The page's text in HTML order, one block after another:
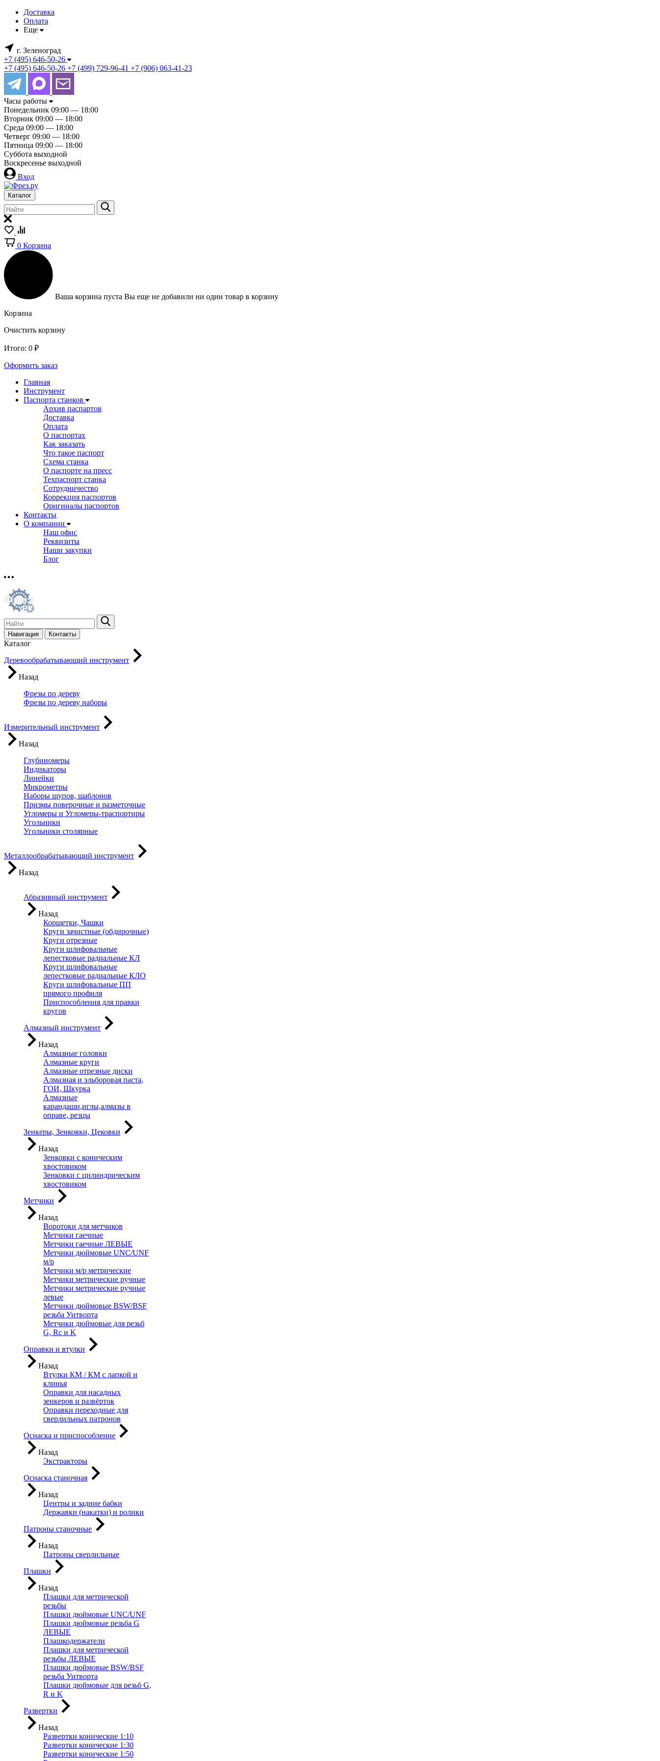
Доставка
Оплата
Еще
г. Зеленоград
+7 (495) 646-50-26
+7 (495) 646-50-26 +7 (499) 729-96-41 +7 (906) 063-41-23
Часы работы
Понедельник 09:00 — 18:00
Вторник 09:00 — 18:00
Среда 09:00 — 18:00
Четверг 09:00 — 18:00
Пятница 09:00 — 18:00
Суббота выходной
Воскресенье выходной
Вход
Каталог
0 Корзина
Ваша корзина пуста Вы еще не добавили ни один товар в корзину
Корзина
Очистить корзину
Итого: 0 ₽
Оформить заказ
Главная
Инструмент
Паспорта станков
Архив паспартов
Доставка
Оплата
О паспортах
Как заказать
Что такое паспорт
Схема станка
О паспорте на пресс
Техпаспорт станка
Сотрудничество
Коррекция паспортов
Оригиналы паспортов
Контакты
О компании
Наш офис
Реквизиты
Наши закупки
Блог
Навигация Контакты
Каталог
Деревообрабатывающий инструмент
Назад
Фрезы по дереву
Фрезы по дереву наборы
Измерительный инструмент
Назад
Глубиномеры
Индикаторы
Линейки
Микрометры
Наборы щупов, шаблонов
Призмы поверочные и разметочные
Угломеры и Угломеры-траспортиры
Угольники
Угольники столярные
Металлообрабатывающий инструмент
Назад
Абразивный инструмент
Назад
Корщетки, Чашки
Круги зачистные (обдирочные)
Круги отрезные
Круги шлифовальные
лепестковые радиальные КЛ
Круги шлифовальные
лепестковые радиальные КЛО
Круги шлифовальные ПП
прямого профиля
Приспособления для правки
кругов
Алмазный инструмент
Назад
Алмазные головки
Алмазные круги
Алмазные отрезные диски
Алмазная и эльборовая паста,
ГОИ, Шкурка
Алмазные
карандаши,иглы,алмазы в
оправе, резцы
Зенкеры, Зенковки, Цековки
Назад
Зенковки с коническим
хвостовиком
Зенковки с цилиндрическим
хвостовиком
Метчики
Назад
Воротоки для метчиков
Метчики гаечные
Метчики гаечные ЛЕВЫЕ
Метчики дюймовые UNC/UNF
м/р
Метчики м/р метрические
Метчики метрические ручные
Метчики метрические ручные
левые
Метчики дюймовые BSW/BSF
резьба Уитворта
Метчики дюймовые для резьб
G, Rc и K
Оправки и втулки
Назад
Втулки КМ / КМ с лапкой и
клинья
Оправки для насадных
зенкеров и развёрток
Оправки переходные для
сверлильных патронов
Оснаска и приспособление
Назад
Экстракторы
Оснаска станочная
Назад
Центры и задние бабки
Державки (накатки) и ролики
Патроны станочные
Назад
Патроны сверлильные
Плашки
Назад
Плашки для метрической
резьбы
Плашки дюймовые UNC/UNF
Плашки дюймовые резьба G
ЛЕВЫЕ
Плашкодержатели
Плашки для метрической
резьбы ЛЕВЫЕ
Плашки дюймовые BSW/BSF
резьба Уитворта
Плашки дюймовые для резьб G,
R и K
Развертки
Назад
Развертки конические 1:10
Развертки конические 1:30
Развертки конические 1:50